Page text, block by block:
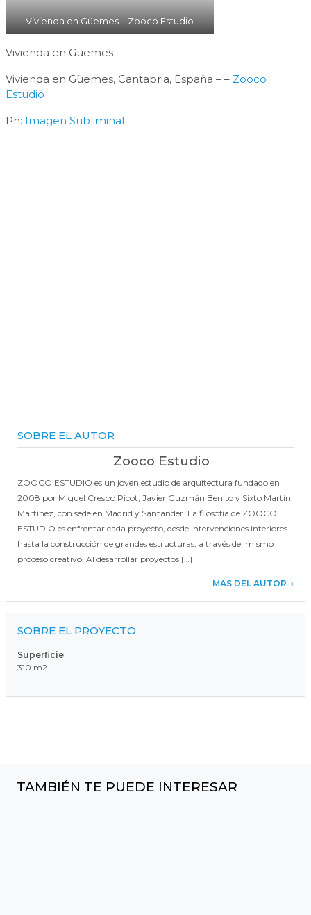
Vivienda en Güemes – Zooco Estudio
Vivienda en Güemes
Vivienda en Güemes, Cantabria, España – – Zooco
Estudio
Ph: Imagen Subliminal
SOBRE EL AUTOR
Zooco Estudio
ZOOCO ESTUDIO es un joven estudio de arquitectura fundado en
2008 por Miguel Crespo Picot, Javier Guzmán Benito y Sixto Martín
Martínez, con sede en Madrid y Santander. La filosofía de ZOOCO
ESTUDIO es enfrentar cada proyecto, desde intervenciones interiores
hasta la construcción de grandes estructuras, a través del mismo
proceso creativo. Al desarrollar proyectos […]
MÁS DEL AUTOR
SOBRE EL PROYECTO
Superficie
310 m2
TAMBIÉN TE PUEDE INTERESAR